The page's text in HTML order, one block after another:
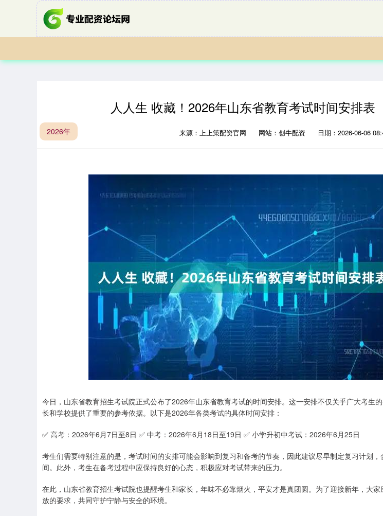
人人生 收藏！2026年山东省教育考试时间安排表
2026年 来源：上上策配资官网 网站：创牛配资 日期：2026-06-06
今日，山东省教育招生考试院正式公布了2026年山东省教育考试的时间安排。这一安排不仅关乎广大考生
长和学校提供了重要的参考依据。以下是2026年各类考试的具体时间安排：
✅ 高考：2026年6月7日至8日 ✅ 中考：2026年6月18日至19日 ✅ 小学升初中考试：2026年6月25日
考生们需要特别注意的是，考试时间的安排可能会影响到复习和备考的节奏，因此建议尽早制定复习计划
间。此外，考生在备考过程中应保持良好的心态，积极应对考试带来的压力。
在此，山东省教育招生考试院也提醒考生和家长，年味不必靠烟火，平安才是真团圆。为了迎接新年，大家
放的要求，共同守护宁静与安全的环境。
14311.01 200.89 1.42% 沪深300 4694.44